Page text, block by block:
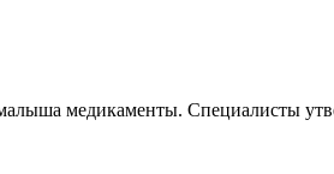
медикаменты. Специалисты